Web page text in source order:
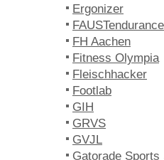
Ergonizer
FAUSTendurance
FH Aachen
Fitness Olympia
Fleischhacker
Footlab
GIH
GRVS
GVJL
Gatorade